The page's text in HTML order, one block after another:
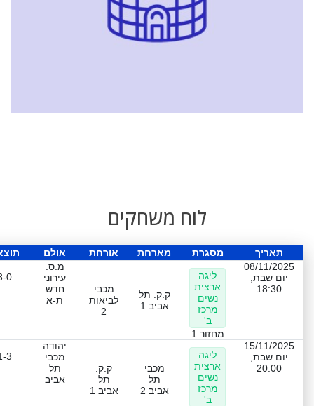
לוח משחקים
תאריך מסגרת מארחת אורחת אולם
08/11/2025
יום שבת,
18:30
ליגה
ארצית
נשים
מרכז
ב'
מחזור 1
ק.ק. תל
אביב 1
מכבי
לביאות
2
מ.ס.
עירוני
חדש
ת-א
0
15/11/2025
יום שבת,
20:00
ליגה
ארצית
נשים
מרכז
ב'
מכבי
תל
אביב 2
ק.ק.
תל
אביב 1
יהודה
מכבי
תל
אביב
3